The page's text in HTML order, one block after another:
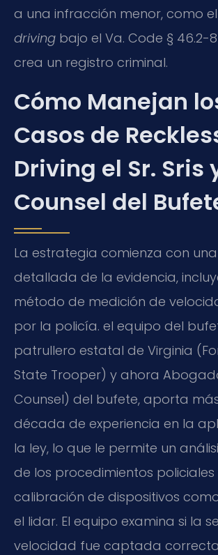
a una infracción menor, como el
driving bajo el Va. Code § 46.2-
crea un registro criminal.
Cómo Manejan
Casos de
Driving el Sr. Sris
Counsel del
La estrategia comienza con
detallada de la evidencia,
método de medición de
por la policía. el equipo del
patrullero estatal de Virginia
State Trooper) y ahora
Counsel) del bufete, aporta
década de experiencia en la
la ley, lo que le permite un
de los procedimientos policiales
calibración de dispositivos
el lidar. El equipo examina si la
velocidad fue captada